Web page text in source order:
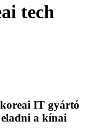
tech
IT gyártó
a kínai